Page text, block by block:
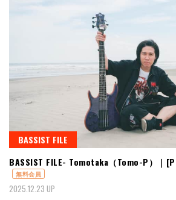
BASSIST FILE
BASSIST FILE- Tomotaka（Tomo-P）｜
無料会員
2025.12.23 UP